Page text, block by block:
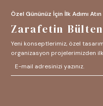
Özel Gününüz İçin İlk Adımı Atın
Zarafetin
Yeni konseptlerimiz, özel
organizasyon projelerimizden